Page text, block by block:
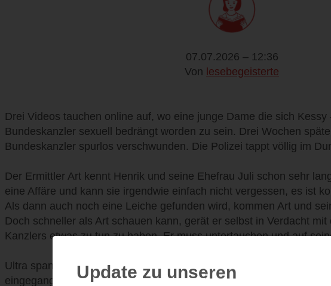
07.07.2026 – 12:36
Von lesebegeisterte
Drei Videos tauchen online auf, wo eine junge Dame die sich
Bundeskanzler sexuell bedrängt worden zu sein. Drei Wochen
Bundeskanzler spurlos verschwunden. Die Polizei tappt völlig im
Der Ermittler Art kennt Henrik und seine Ehefrau Juli schon sehr
eine Affäre und kann sie irgendwie einfach nicht vergessen, es ist
Als dann auch noch eine Leiche gefunden wird, kommen Art und
Doch schneller als Art schauen kann, gerät er selbst in Verdacht
Kanzlers etwas zu tun zu haben. Er muss untertauchen und auf
Ultra spannend, wie alle Bänder dieser Serie. Es wird näher auf die
eingegangen. Jeder kämpft mit seinen eigenen Problemen. Sei es
Update zu unseren